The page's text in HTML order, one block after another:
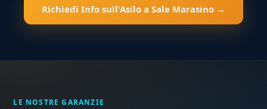
Richiedi Info sull'Asilo a Sale Marasino →
LE NOSTRE GARANZIE